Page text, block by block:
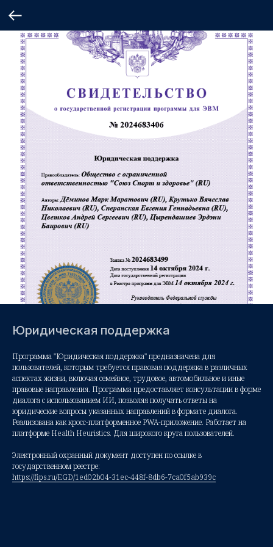
Юридическая поддержка
Программа "Юридическая поддержка" предназначена для
пользователей, которым требуется правовая поддержка в различных
аспектах жизни, включая семейное, трудовое, автомобильное и иные
правовые направления. Программа предоставляет консультации в форме
диалога с использованием ИИ, позволяя получать ответы на
юридические вопросы указанных направлений в формате диалога.
Реализована как кросс-платформенное PWA-приложение. Работает на
платформе Health Heuristics. Для широкого круга пользователей.
Электронный охранный документ доступен по ссылке в
государственном реестре:
https://fips.ru/EGD/1ed02b04-31ec-448f-8db6-7ca0f5ab939c